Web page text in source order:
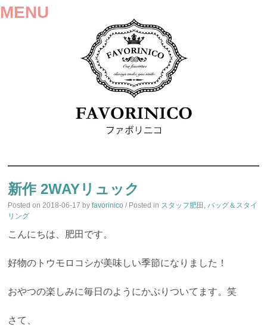
MENU
TO
CONTENT
新作 2WAYリュック
Posted on2018-06-17 byfavorinico / Posted in スタッフ肥田 ,バッグ＆スタイ
リング
こんにちは、肥田です。
好物のトウモロコシが美味しい季節になりました！
おやつの楽しみに毎日のようにかぶりついてます。笑
さて、